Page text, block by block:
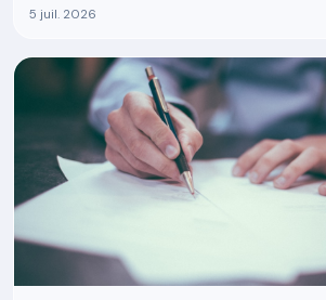
5 juil. 2026